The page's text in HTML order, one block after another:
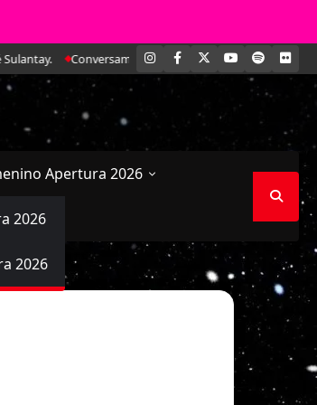
Conversamos en exclusiva con Antonella Martínez:
INSTAGRAM
FACEBOOK YOUTUBE
SPOTIFY
Apertura 2026
2026
2026